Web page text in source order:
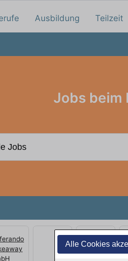
Alle Cookies
Ausbildung Teilzeit
Jobs beim